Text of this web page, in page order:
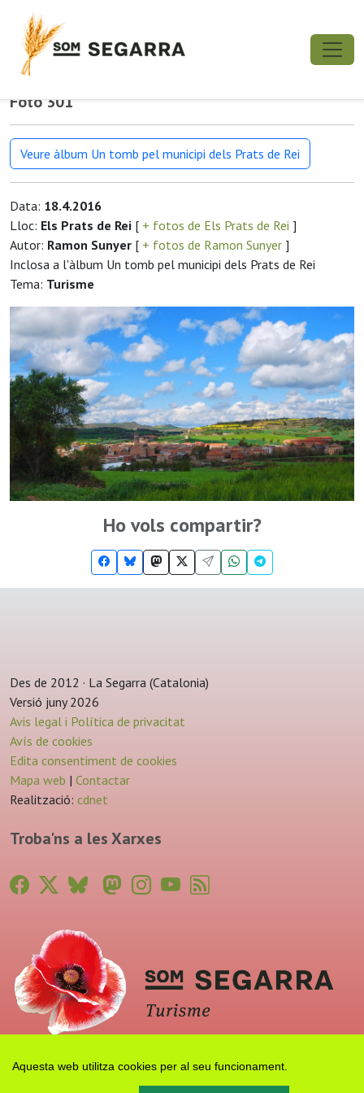
Aquesta web utilitza cookies per al seu funcionament.
Foto 301
Veure àlbum Un tomb pel municipi dels Prats de Rei
Data: 18.4.2016
Lloc: Els Prats de Rei [ + fotos de Els Prats de Rei ]
Autor: Ramon Sunyer [ + fotos de Ramon Sunyer ]
Inclosa a l'àlbum Un tomb pel municipi dels Prats de Rei
Tema: Turisme
Ho vols compartir?
Des de 2012 · La Segarra (Catalonia)
Versió juny 2026
Avis legal i Política de privacitat
Avís de cookies
Edita consentiment de cookies
Mapa web | Contactar
Realització: cdnet
Troba'ns a les Xarxes